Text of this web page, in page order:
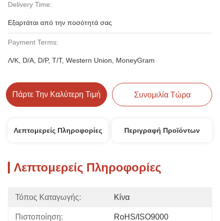
Delivery Time:
Εξαρτάται από την ποσότητά σας
Payment Terms:
Λ/Κ, D/A, D/P, T/T, Western Union, MoneyGram
Πάρτε Την Καλύτερη Τιμή Συνομιλία Τώρα
Λεπτομερείς Πληροφορίες Περιγραφή Προϊόντων
Λεπτομερείς Πληροφορίες
Τόπος Καταγωγής: Κίνα
Πιστοποίηση: RoHS/ISO9000